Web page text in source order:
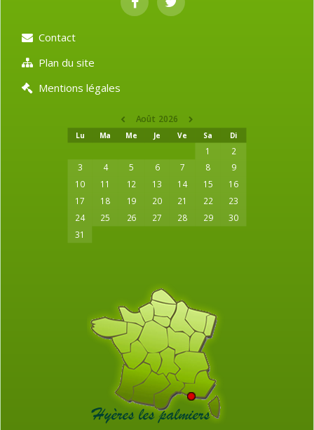
Contact
Plan du site
Mentions légales
Août 2026
Lu Ma Me Je Ve Sa Di
1
2
3
4 5 6 7 8
9
10
11 12 13 14 15 16
17 18 19 20 21 22 23
24 25 26 27 28 29
30
31